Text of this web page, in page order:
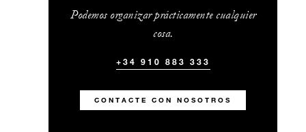
Podemos organizar prácticamente cualquier
cosa.
+34 910 883 333
CONTACTE CON NOSOTROS